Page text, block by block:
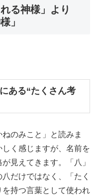
る神様」より
」
ある“たくさん考
のみこと」と読みま
く感じますが、名前を
見えてきます。「八」
だけではなく、「たく
持つ言葉として使われ